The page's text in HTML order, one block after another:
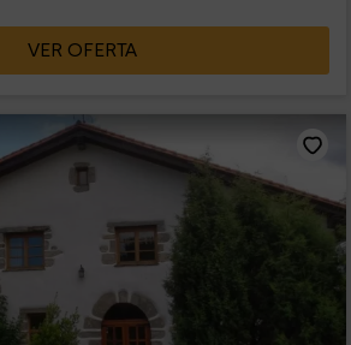
VER OFERTA